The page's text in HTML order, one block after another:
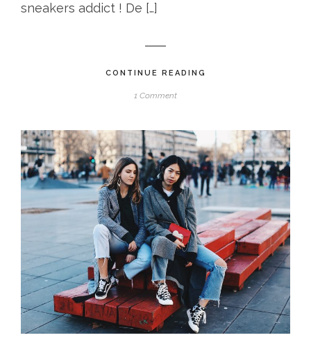
sneakers addict ! De […]
CONTINUE READING
1 Comment